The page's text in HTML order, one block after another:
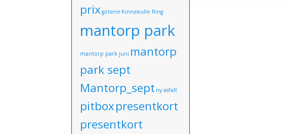
prix götene Kinnekulle Ring
mantorp park
mantorp park juni mantorp
park sept
Mantorp_sept ny asfalt
pitboxpresentkort
presentkort